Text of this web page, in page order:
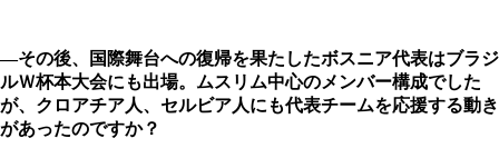
―その後、国際舞台への復帰を果たしたボスニア代表はブラジ
ルＷ杯本大会にも出場。ムスリム中心のメンバー構成でした
が、クロアチア人、セルビア人にも代表チームを応援する動き
があったのですか？